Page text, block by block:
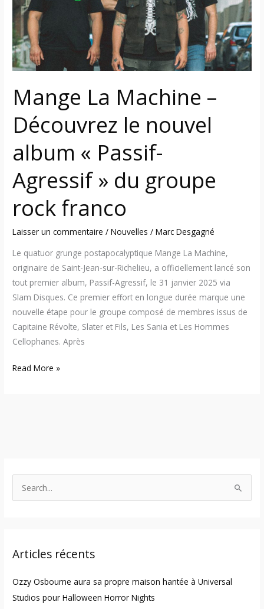
Mange La Machine –
Découvrez le nouvel
album « Passif-
Agressif » du groupe
rock franco
Laisser un commentaire /Nouvelles /Marc Desgagné
Le quatuor grunge postapocalyptique Mange La Machine,
originaire de Saint-Jean-sur-Richelieu, a officiellement lancé son
tout premier album, Passif-Agressif, le 31 janvier 2025 via
Slam Disques. Ce premier effort en longue durée marque une
nouvelle étape pour le groupe composé de membres issus de
Capitaine Révolte, Slater et Fils, Les Sania et Les Hommes
Cellophanes. Après
le
nouvel
album
« Passif-
Agressif »
groupe
franco
Read More »
c
f
o
Articles récents
Ozzy Osbourne aura sa propre maison hantée à Universal
Studios pour Halloween Horror Nights